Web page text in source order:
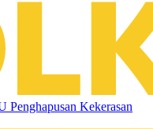
Kekerasan